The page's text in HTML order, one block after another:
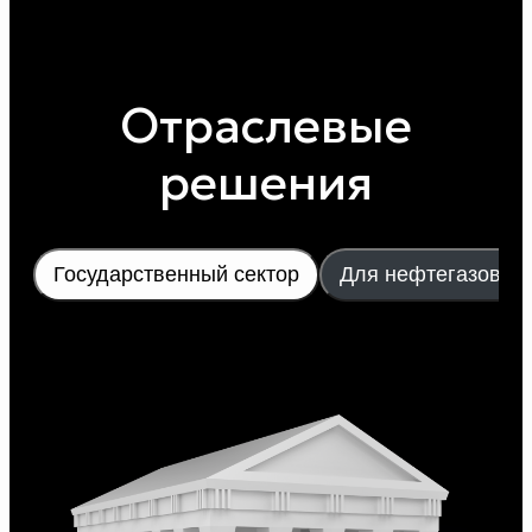
Отраслевые
решения
Государственный сектор Для нефтегазовой